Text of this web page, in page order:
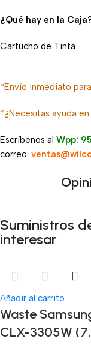
¿Qué hay en la
Cartucho de Tinta.
*Envío inmediato
*¿Necesitas ayuda
Escríbenos al Wpp:
correo:
Suministros
interesar
Añadir al carrito
Waste
CLX-3305W